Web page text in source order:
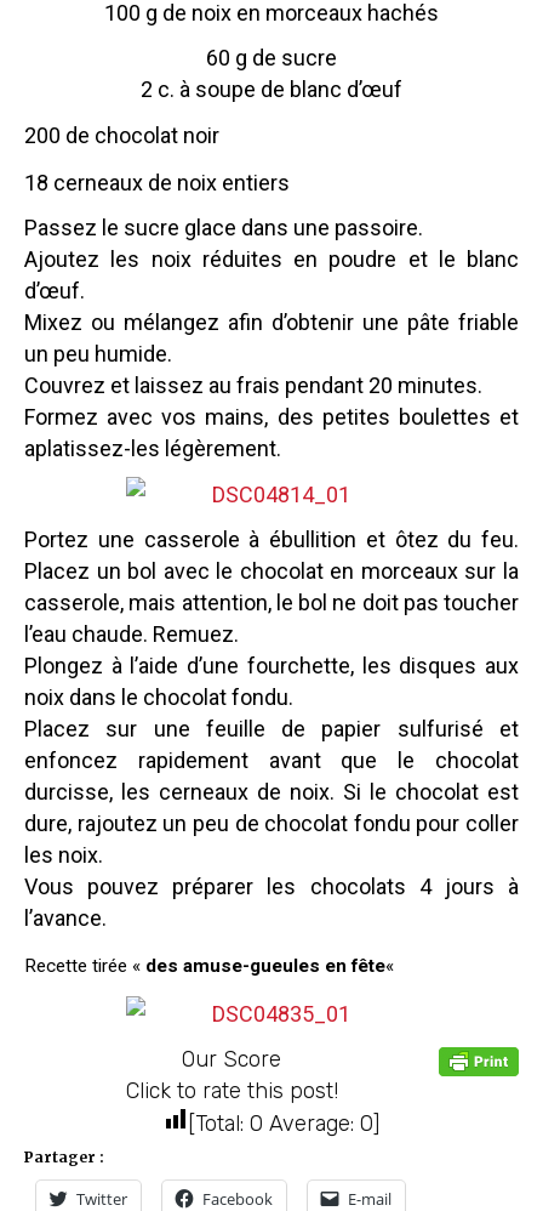
100 g de noix en morceaux hachés
60 g de sucre
2 c. à soupe de blanc d’œuf
200 de chocolat noir
18 cerneaux de noix entiers
Passez le sucre glace dans une passoire.
Ajoutez les noix réduites en poudre et le blanc
d’œuf.
Mixez ou mélangez afin d’obtenir une pâte friable
un peu humide.
Couvrez et laissez au frais pendant 20 minutes.
Formez avec vos mains, des petites boulettes et
aplatissez-les légèrement.
Portez une casserole à ébullition et ôtez du feu.
Placez un bol avec le chocolat en morceaux sur la
casserole, mais attention, le bol ne doit pas toucher
l’eau chaude. Remuez.
Plongez à l’aide d’une fourchette, les disques aux
noix dans le chocolat fondu.
Placez sur une feuille de papier sulfurisé et
enfoncez rapidement avant que le chocolat
durcisse, les cerneaux de noix. Si le chocolat est
dure, rajoutez un peu de chocolat fondu pour coller
les noix.
Vous pouvez préparer les chocolats 4 jours à
l’avance.
Recette tirée « des amuse-gueules en fête«
Our Score
Click to rate this post!
[Total: 0 Average: 0]
Partager :
Twitter Facebook E-mail